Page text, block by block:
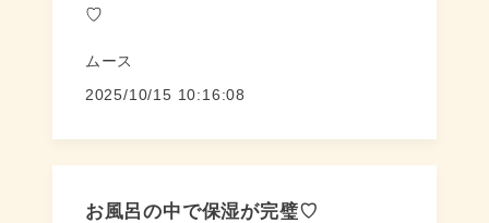
♡
ムース
2025/10/15 10:16:08
お風呂の中で保湿が完璧♡